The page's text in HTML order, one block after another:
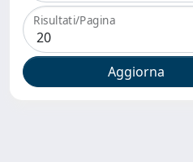
Risultati/Pagina